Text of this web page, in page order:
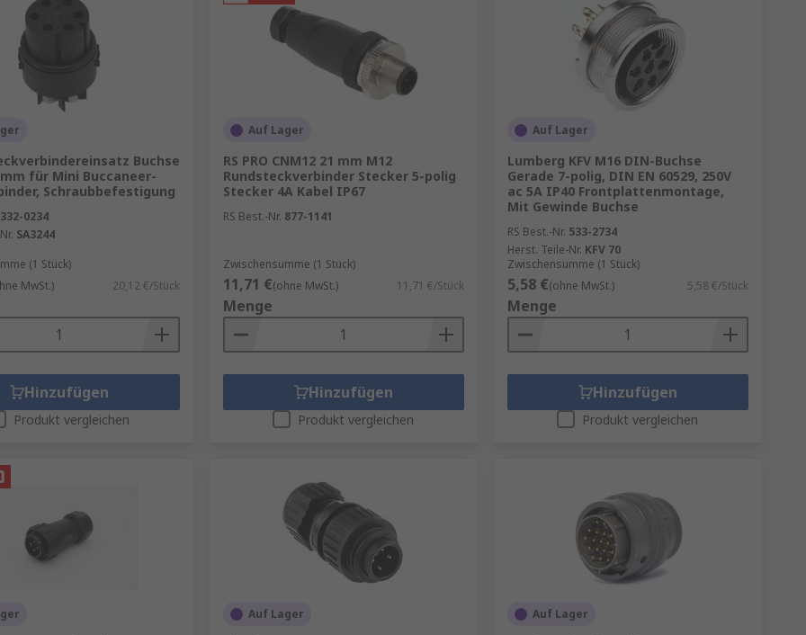
Kontakte mit unterschiedlichen Stromstärken realisierbar
Verbindung benötigt wird
Anwendungen
sind manche Rundsteckverbinder für die eine, andere wiederum für die andere Anwendung
jedoch grundsätzlich für eine sehr breite Palette von Anwendungen geeignet, von
und Luft- und Raumfahrtbranchen. Die hohen Ansprüche an das Betriebsverhalten in
der Rundsteckverbinder gegen elektromagnetische Störungen abgeschirmt und robust
extreme Temperaturen oder Vibrationen zu vermeiden.
sichere Kontaktierung selbst bei hohen Vibrationen, Stößen oder
Viele Modelle sind nach IP67 oder IP68 zertifiziert und daher staubdicht sowie gegen
Perfekt für den Außeneinsatz oder industrielle Anwendungen.
einfache Stromversorgung oder 12‑polig für komplexe Signal- und Datenleitungen –
anpassen. Verschiedene Kodierungen verhindern Fehlsteckungen und erleichtern
a.) ; Je nach Anwendung stehen kompakte Miniatursteckverbinder oder leistungsstarke
das gut greifbare Design ermöglichen eine schnelle Montage auch in schwer
Buchse
für Mini Buccaneer-
Schraubbefestigung
332-0234
SA3244
(1 Stück)
MwSt.) 20,12 €/Stück
Hinzufügen
Produkt vergleichen
Auf Lager
RS PRO CNM12 21 mm M12
Rundsteckverbinder Stecker 5-polig
Stecker 4A Kabel IP67
RS Best.-Nr. 877-1141
Zwischensumme (1 Stück)
11,71 €(ohne MwSt.) 11,71 €/Stück
Menge
Hinzufügen
Produkt vergleichen
Auf Lager
Lumberg KFV M16 DIN-Buchse
Gerade 7-polig, DIN EN 60529, 250V
ac 5A IP40 Frontplattenmontage,
Mit Gewinde Buchse
RS Best.-Nr. 533-2734
Herst. Teile-Nr. KFV 70
Zwischensumme (1 Stück)
5,58 €(ohne MwSt.) 5,58 €/Stück
Menge
Hinzufügen
Produkt vergleichen
Auf Lager Auf Lager